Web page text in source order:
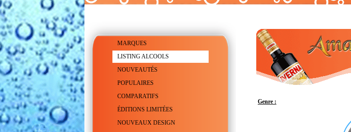
MARQUES
LISTING ALCOOLS
NOUVEAUTÉS
POPULAIRES
COMPARATIFS
ÉDITIONS LIMITÉES
NOUVEAUX DESIGN
Genre :